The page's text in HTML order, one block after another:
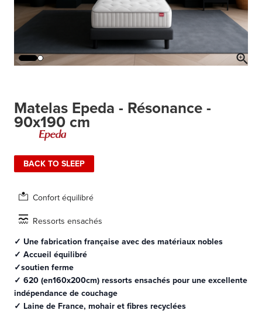
Matelas Epeda - Résonance -
90x190 cm
BACK TO SLEEP
Confort équilibré
Ressorts ensachés
✓ Une fabrication française avec des matériaux nobles
✓ Accueil équilibré
✓soutien ferme
✓ 620 (en160x200cm) ressorts ensachés pour une excellente
indépendance de couchage
✓ Laine de France, mohair et fibres recyclées